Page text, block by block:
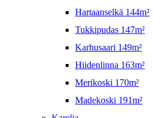
Hartaanselkä 144m²
Tukkipudas 147m²
Karhusaari 149m²
Hiidenlinna 163m²
Merikoski 170m²
Madekoski 191m²